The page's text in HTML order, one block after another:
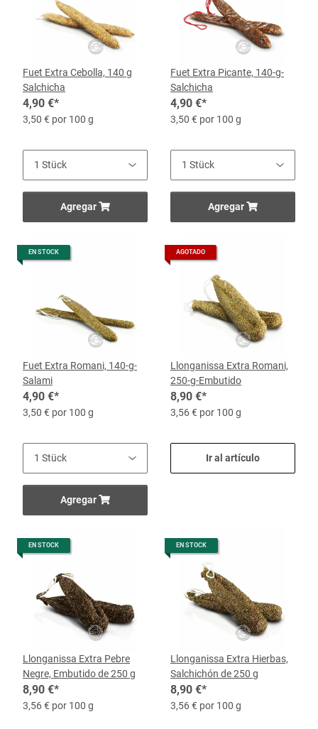
Fuet Extra Cebolla, 140 g
Salchicha
4,90 €*
3,50 € por 100 g
Agregar
Fuet Extra Picante, 140-g-
Salchicha
4,90 €*
3,50 € por 100 g
Agregar
EN STOCK
Fuet Extra Romani, 140-g-
Salami
4,90 €*
3,50 € por 100 g
Agregar
AGOTADO
Llonganissa Extra Romani,
250-g-Embutido
8,90 €*
3,56 € por 100 g
Ir al artículo
EN STOCK
Llonganissa Extra Pebre
Negre, Embutido de 250 g
8,90 €*
3,56 € por 100 g
EN STOCK
Llonganissa Extra Hierbas,
Salchichón de 250 g
8,90 €*
3,56 € por 100 g